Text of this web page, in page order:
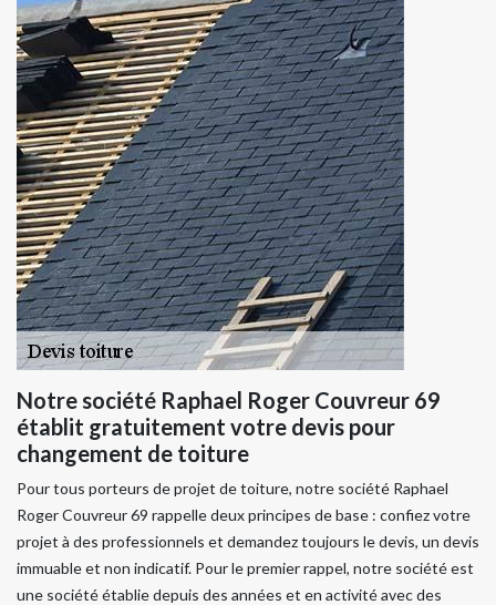
Notre société Raphael Roger Couvreur 69
établit gratuitement votre devis pour
changement de toiture
Pour tous porteurs de projet de toiture, notre société Raphael
Roger Couvreur 69 rappelle deux principes de base : confiez votre
projet à des professionnels et demandez toujours le devis, un devis
immuable et non indicatif. Pour le premier rappel, notre société est
une société établie depuis des années et en activité avec des